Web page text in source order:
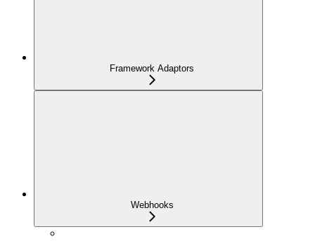
Framework Adaptors
Webhooks